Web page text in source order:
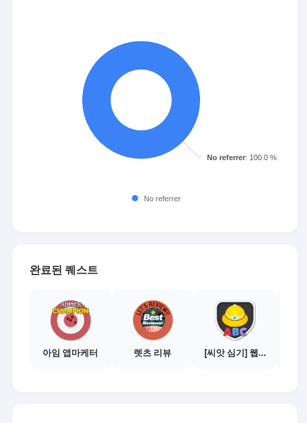
완료된 퀘스트
아임 앱마케터 렛츠 리뷰 [씨앗 심기] 웹툰보기 - 수익내기 편